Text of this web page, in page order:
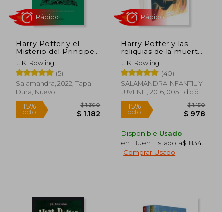
Rápido Rápido
Harry Potter y el
Misterio del Principe
(Edición 20
Aniversario -
Slytherin)
J. K. Rowling
(5)
Salamandra, 2022, Tapa
Dura, Nuevo
Harry Potter y las
reliquias de la muerte
(Tapa dura)
J. K. Rowling
(40)
SALAMANDRA INFANTIL Y
JUVENIL, 2016, 005 Edición,
Tapa Dura, Nuevo
Disponible Usado
en Buen Estado a$ 834
Comprar Usado